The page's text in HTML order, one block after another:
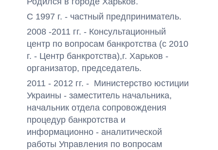
С 1997 г. - частный предприниматель.
2008 -2011 гг. - Консультационный
центр по вопросам банкротства (с 2010
г. - Центр банкротства),г. Харьков -
организатор, председатель.
2011 - 2012 гг. - Министерство юстиции
Украины - заместитель начальника,
начальник отдела сопровождения
процедур банкротства и
информационно - аналитической
работы Управления по вопросам